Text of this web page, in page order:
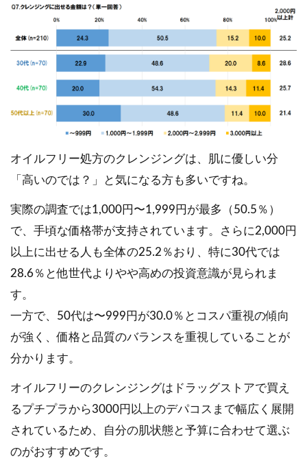
オイルフリー処方のクレンジングは、肌に優しい分
「高いのでは？」と気になる方も多いですね。
実際の調査では1,000円〜1,999円が最多（50.5％）
で、手頃な価格帯が支持されています。さらに2,000円
以上に出せる人も全体の25.2％おり、特に30代では
28.6％と他世代よりやや高めの投資意識が見られま
す。
一方で、50代は〜999円が30.0％とコスパ重視の傾向
が強く、価格と品質のバランスを重視していることが
分かります。
オイルフリーのクレンジングはドラッグストアで買え
るプチプラから3000円以上のデパコスまで幅広く展開
されているため、自分の肌状態と予算に合わせて選ぶ
のがおすすめです。